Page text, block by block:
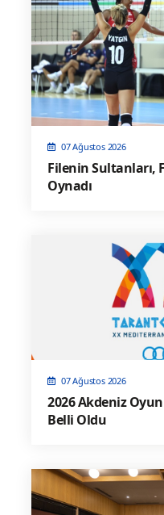
07 Ağustos 2026
Filenin Sultanları,
Oynadı
07 Ağustos 2026
2026 Akdeniz
Belli Oldu